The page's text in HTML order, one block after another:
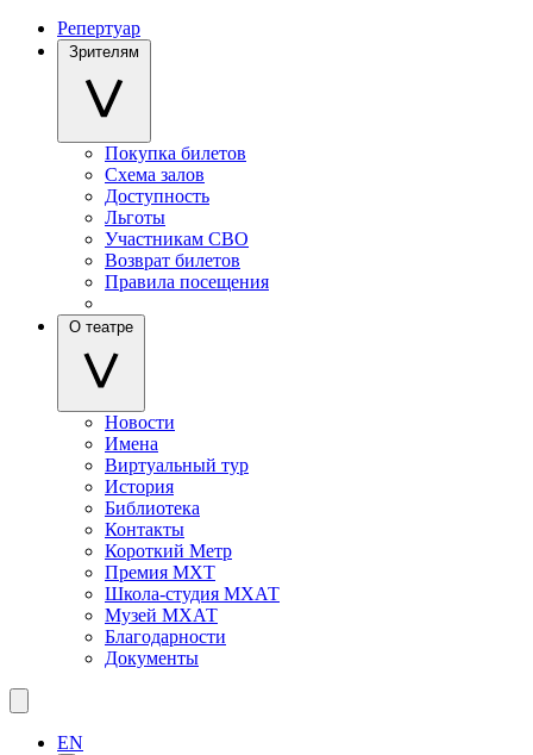
Репертуар
Зрителям
Покупка билетов
Схема залов
Доступность
Льготы
Участникам СВО
Возврат билетов
Правила посещения
О театре
Новости
Имена
Виртуальный тур
История
Библиотека
Контакты
Короткий Метр
Премия МХТ
Школа-студия МХАТ
Музей МХАТ
Благодарности
Документы
EN